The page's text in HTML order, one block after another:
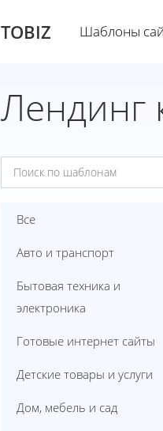
TOBIZ Шаблоны
Лендинг
Все
Авто и транспорт
Бытовая техника и
электроника
Готовые интернет сайты
Детские товары и услуги
Дом, мебель и сад